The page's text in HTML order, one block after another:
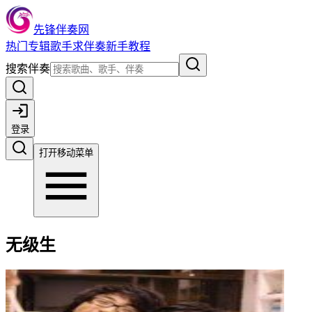
先锋伴奏网
热门 专辑歌手求伴奏新手教程
搜索伴奏
登录
打开移动菜单
无级生